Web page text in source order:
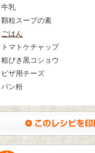
牛乳
顆粒スープの素
ごはん
トマトケチャップ
粗びき黒コショウ
ピザ用チーズ
パン粉